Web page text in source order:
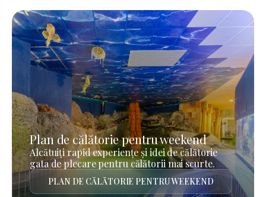
Plan de călătorie pentru weekend
Alcătuiți rapid experiențe și idei de călătorie
gata de plecare pentru călătorii mai scurte.
PLAN DE CĂLĂTORIE PENTRU WEEKEND